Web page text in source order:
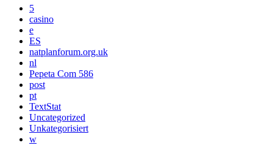
5
casino
e
ES
natplanforum.org.uk
nl
Pepeta Com 586
post
pt
TextStat
Uncategorized
Unkategorisiert
w